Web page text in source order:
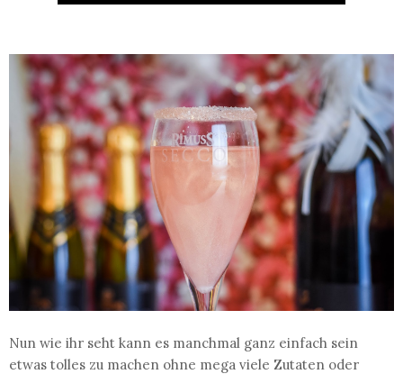
Nun wie ihr seht kann es manchmal ganz einfach sein
etwas tolles zu machen ohne mega viele Zutaten oder